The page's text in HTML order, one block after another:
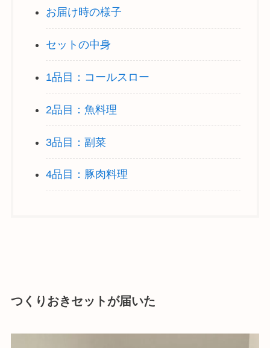
お届け時の様子
セットの中身
1品目：コールスロー
2品目：魚料理
3品目：副菜
4品目：豚肉料理
つくりおきセットが届いた